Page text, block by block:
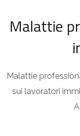
Malattie
Malattie
sui lavoratori